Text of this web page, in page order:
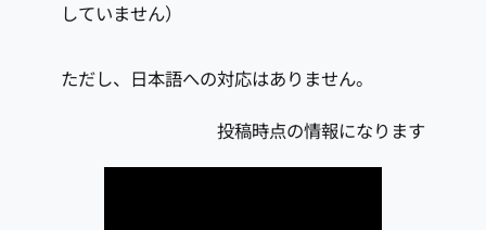
していません）
ただし、日本語への対応はありません。
投稿時点の情報になります